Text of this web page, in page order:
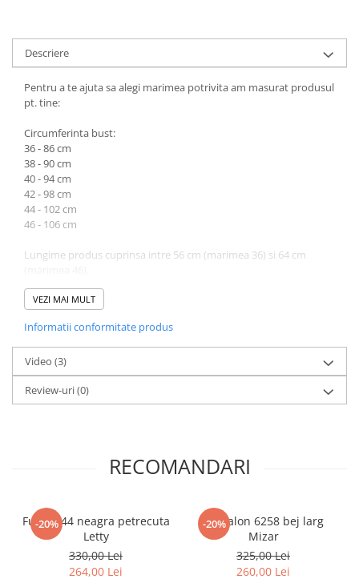
Descriere
Pentru a te ajuta sa alegi marimea potrivita am masurat produsul
pt. tine:
Circumferinta bust:
36 - 86 cm
38 - 90 cm
40 - 94 cm
42 - 98 cm
44 - 102 cm
46 - 106 cm
Lungime produs cuprinsa intre 56 cm (marimea 36) si 64 cm
Atentie! Nuanta produsului poate diferi usor, in functie de
VEZI MAI MULT
Informatii conformitate produs
Video (3)
Review-uri(0)
RECOMANDARI
-20%
Fusta 044 neagra petrecuta
Letty
330,00 Lei
264,00 Lei
-20%
Pantalon 6258 bej larg
Mizar
325,00 Lei
260,00 Lei